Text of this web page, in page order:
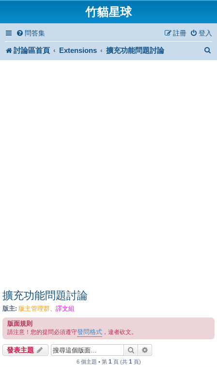
竹貓星球
問答集 登入
註冊
討論區首頁 Extensions 擴充功能問題討論
擴充功能問題討論
版主: 版主管理群、 譯文組
版面規則
請注意！您的提問必須遵守發問格式 ，違者砍文。
發表主題 搜尋
6 個主題 • 第 1 頁 (共 1 頁)